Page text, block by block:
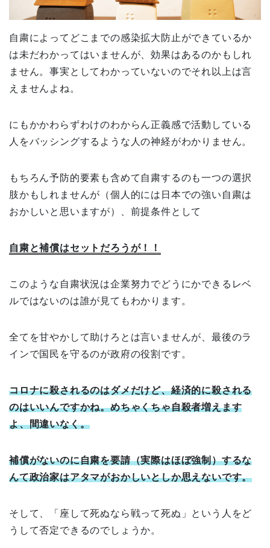
自粛によってどこまでの感染拡大防止ができているか
は未だわかってはいませんが、効果はあるのかもしれ
ません。事実としてわかっていないのでそれ以上は言
えませんよね。
にもかかわらずわけのわからん正義感で活動している
人をバッシングするような人の神経がわかりません。
もちろん予防的要素も含めて自粛するのも一つの選択
肢かもしれませんが（個人的には日本での強い自粛は
おかしいと思いますが）、前提条件として
自粛と補償はセットだろうが！！
このような自粛状況は企業努力でどうにかできるレベ
ルではないのは誰が見てもわかります。
全てを甘やかして助けろとは言いませんが、最後のラ
インで国民を守るのが政府の役割です。
コロナに殺されるのはダメだけど、経済的に殺される
のはいいんですかね。めちゃくちゃ自殺者増えます
よ、間違いなく。
補償がないのに自粛を要請（実際はほぼ強制）するな
んて政治家はアタマがおかしいとしか思えないです。
そして、「座して死ぬなら戦って死ぬ」という人をど
うして否定できるのでしょうか。